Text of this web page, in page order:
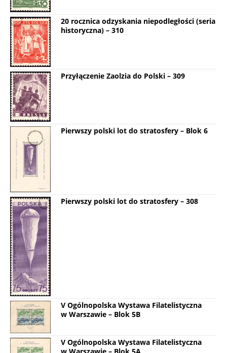
20 rocznica odzyskania niepodległości (seria
historyczna) – 310
Przyłączenie Zaolzia do Polski – 309
Pierwszy polski lot do stratosfery – Blok 6
Pierwszy polski lot do stratosfery – 308
V Ogólnopolska Wystawa Filatelistyczna
w Warszawie – Blok 5B
V Ogólnopolska Wystawa Filatelistyczna
w Warszawie – Blok 5A